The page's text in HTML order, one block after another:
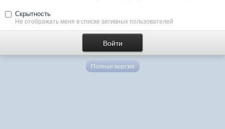
Скрытность
Не отображать меня в списке активных пользователей
Полная версия